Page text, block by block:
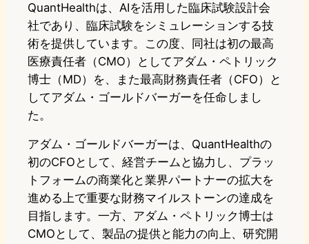
QuantHealthは、AIを活用した臨床試験設計会
社であり、臨床試験をシミュレーションする技
術を提供しています。この度、同社は初の最高
医療責任者（CMO）としてアダム・ペトリック
博士（MD）を、また最高財務責任者（CFO）と
してアダム・ゴールドバーガーを任命しまし
た。
アダム・ゴールドバーガーは、QuantHealthの
初のCFOとして、経営チームと協力し、プラッ
トフォームの商業化と業界パートナーの拡大を
進める上で重要な財務マイルストーンの達成を
目指します。一方、アダム・ペトリック博士は
CMOとして、製品の提供と能力の向上、研究開